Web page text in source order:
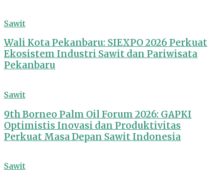
Sawit
Wali Kota Pekanbaru: SIEXPO 2026 Perkuat
Ekosistem Industri Sawit dan Pariwisata
Pekanbaru
Sawit
9th Borneo Palm Oil Forum 2026: GAPKI
Optimistis Inovasi dan Produktivitas
Perkuat Masa Depan Sawit Indonesia
Sawit